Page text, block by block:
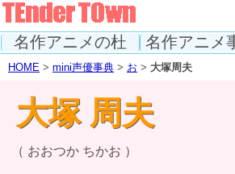
名作アニメの杜 名作アニメ
HOME > mini声優事典 > お > 大塚周夫
大塚 周夫
（ おおつか ちかお ）